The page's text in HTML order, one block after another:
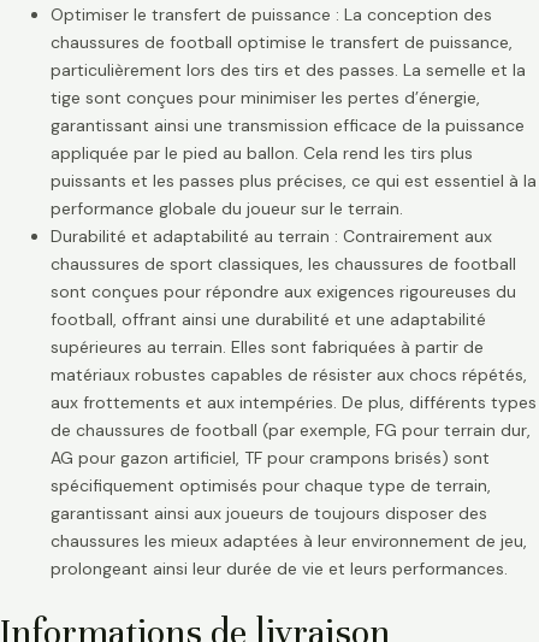
Optimiser le transfert de puissance : La conception des
chaussures de football optimise le transfert de puissance,
particulièrement lors des tirs et des passes. La semelle et la
tige sont conçues pour minimiser les pertes d’énergie,
garantissant ainsi une transmission efficace de la puissance
appliquée par le pied au ballon. Cela rend les tirs plus
puissants et les passes plus précises, ce qui est essentiel à la
performance globale du joueur sur le terrain.
Durabilité et adaptabilité au terrain : Contrairement aux
chaussures de sport classiques, les chaussures de football
sont conçues pour répondre aux exigences rigoureuses du
football, offrant ainsi une durabilité et une adaptabilité
supérieures au terrain. Elles sont fabriquées à partir de
matériaux robustes capables de résister aux chocs répétés,
aux frottements et aux intempéries. De plus, différents types
de chaussures de football (par exemple, FG pour terrain dur,
AG pour gazon artificiel, TF pour crampons brisés) sont
spécifiquement optimisés pour chaque type de terrain,
garantissant ainsi aux joueurs de toujours disposer des
chaussures les mieux adaptées à leur environnement de jeu,
prolongeant ainsi leur durée de vie et leurs performances.